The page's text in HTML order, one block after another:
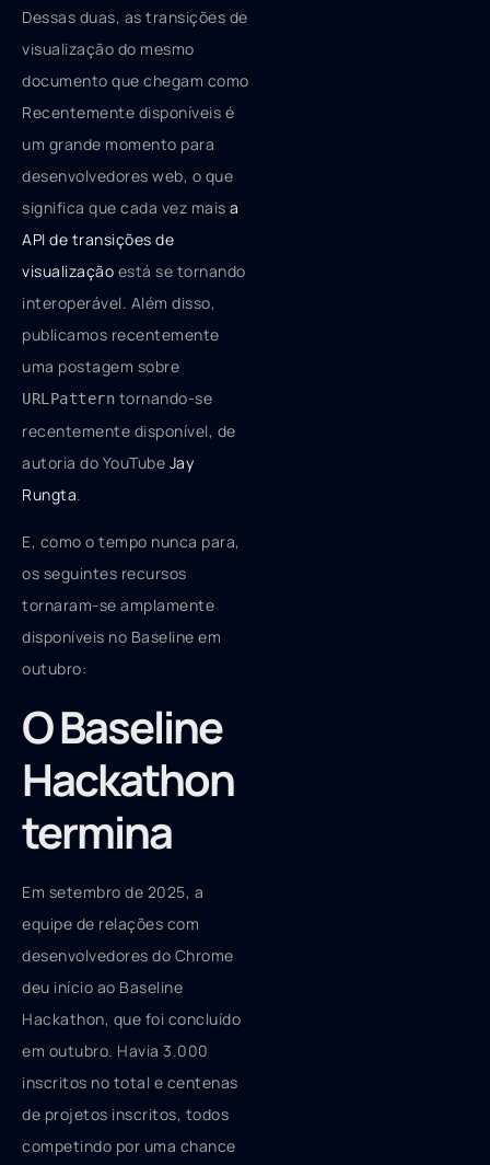
Dessas duas, as transições de
visualização do mesmo
documento que chegam como
Recentemente disponíveis é
um grande momento para
desenvolvedores web, o que
significa que cada vez mais a
API de transições de
visualização está se tornando
interoperável. Além disso,
publicamos recentemente
uma postagem sobre
URLPattern tornando-se
recentemente disponível, de
autoria do YouTube Jay
Rungta.
E, como o tempo nunca para,
os seguintes recursos
tornaram-se amplamente
disponíveis no Baseline em
outubro:
O Baseline
Hackathon
termina
Em setembro de 2025, a
equipe de relações com
desenvolvedores do Chrome
deu início ao Baseline
Hackathon, que foi concluído
em outubro. Havia 3.000
inscritos no total e centenas
de projetos inscritos, todos
competindo por uma chance